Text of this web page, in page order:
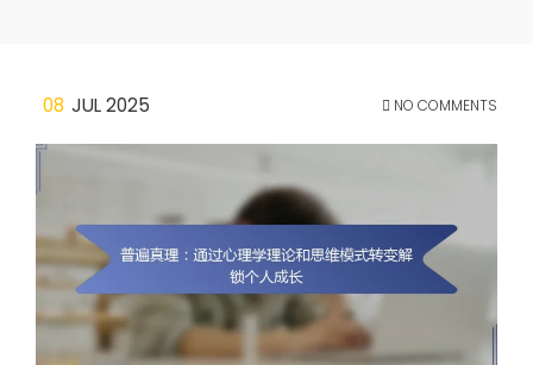
08 JUL 2025 NO COMMENTS